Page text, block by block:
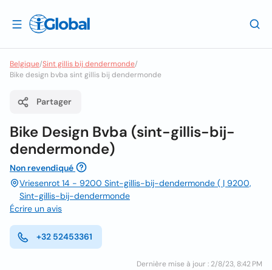
Belgique/Sint gillis bij dendermonde/
Bike design bvba sint gillis bij dendermonde
Partager
Bike Design Bvba (sint-gillis-bij-
dendermonde)
Non revendiqué
Vriesenrot 14 - 9200 Sint-gillis-bij-dendermonde ( | 9200,
Sint-gillis-bij-dendermonde
Écrire un avis
+32 52453361
Dernière mise à jour : 2/8/23, 8:42 PM